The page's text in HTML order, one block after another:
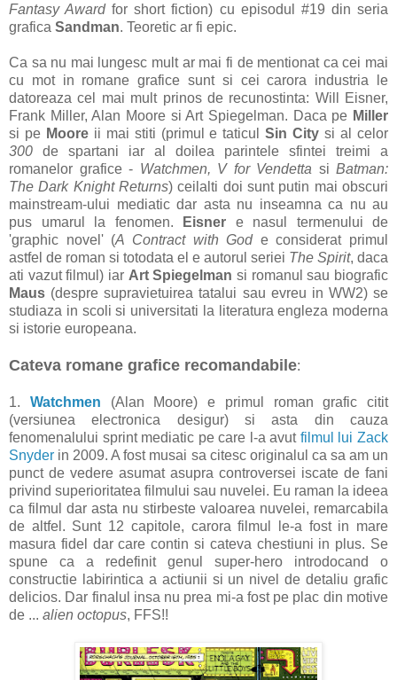
Fantasy Awardfor short fiction) cu episodul #19 din seria
grafica Sandman. Teoretic ar fi epic.
Ca sa nu mai lungesc mult ar mai fi de mentionat ca cei mai
cu mot in romane grafice sunt si cei carora industria le
datoreaza cel mai mult prinos de recunostinta: Will Eisner,
Frank Miller, Alan Moore si Art Spiegelman. Daca pe Miller
si pe Mooreii mai stiti (primul e taticulSin City si al celor
300 de spartani iar al doilea parintele sfintei treimi a
romanelor grafice - Watchmen, V for Vendetta si Batman:
The Dark Knight Returns) ceilalti doi sunt putin mai obscuri
mainstream-ului mediatic dar asta nu inseamna ca nu au
pus umarul la fenomen.
Eisner e nasul termenului de
'graphic novel' (A Contract with Gode considerat primul
astfel de roman si totodata el e autorul seriei The Spirit, daca
ati vazut filmul) iar Art Spiegelman si romanul sau biografic
Maus (despre supravietuirea tatalui sau evreu in WW2) se
studiaza in scoli si universitati la literatura engleza moderna
si istorie europeana.
Cateva romane grafice recomandabile:
1. Watchmen (Alan Moore) e primul roman grafic citit
(versiunea electronica desigur) si asta din cauza
fenomenalului sprint mediatic pe care l-a avut filmul lui Zack
Snyder in 2009. A fost musai sa citesc originalul ca sa am un
punct de vedere asumat asupra controversei iscate de fani
privind superioritatea filmului sau nuvelei. Eu raman la ideea
ca filmul dar asta nu stirbeste valoarea nuvelei, remarcabila
de altfel. Sunt 12 capitole, carora filmul le-a fost in mare
masura fidel dar care contin si cateva chestiuni in plus. Se
spune ca a redefinit genul super-hero introdocand o
constructie labirintica a actiunii si un nivel de detaliu grafic
delicios. Dar finalul insa nu prea mi-a fost pe plac din motive
de ... alien octopus, FFS!!